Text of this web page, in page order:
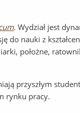
. Wydział jest
do nauki z
położne,
przyszłym
rynku pracy.